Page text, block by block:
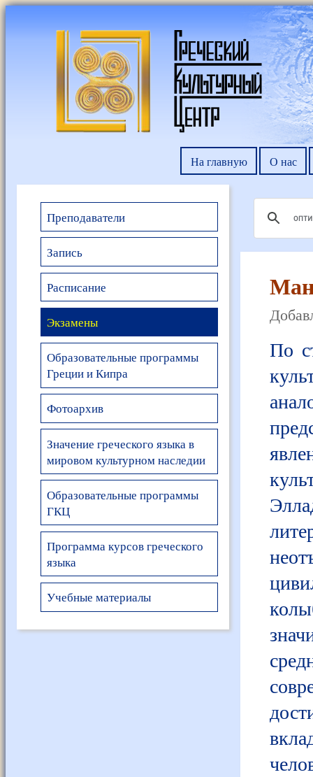
На главную О нас
Преподаватели
Запись
Расписание
Экзамены
Образовательные программы
Греции и Кипра
Фотоархив
Значение греческого языка в
мировом культурном наследии
Образовательные программы
ГКЦ
Программа курсов греческого
языка
Учебные материалы
По